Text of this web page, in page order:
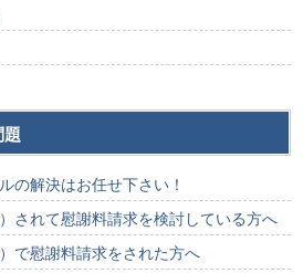
の解決はお任せ下さい！
されて慰謝料請求を検討している方へ
で慰謝料請求をされた方へ